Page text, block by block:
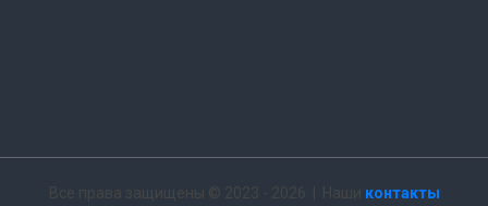
Все права защищены © 2023 - 2026 | Наши контакты